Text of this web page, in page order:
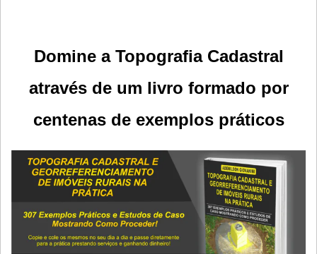
Domine a Topografia Cadastral
através de um livro formado por
centenas de exemplos práticos